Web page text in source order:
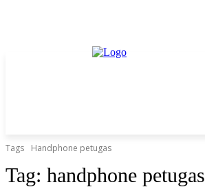
Tags Handphone petugas
Tag: handphone petugas